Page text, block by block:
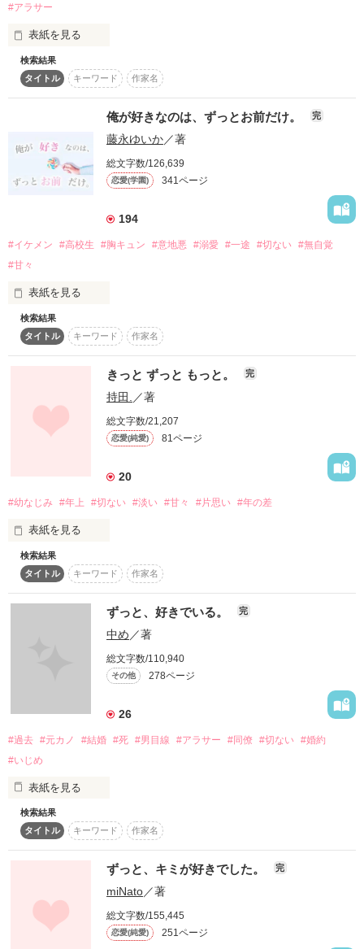
…今夜はもう逃さない」
想いを押さえきれない彼は
熱を帯びた瞳でわたしに迫ってきて。
彼に抱かれるときだけは、唯一の幸せを感じた。
だから、人生に諦めてしまっていたのに
《執筆期間》
2024.03.31 〜 2024.04.12
この作品を長編化したものが、
『毒家族に虐げられていましたが、
というタイトルで公開中・マカロン文庫にて発売中です。
作品を読む
#アラサー
表紙を見る
その恋は、突然始まった……
貴女の前に、突然こんな年下の男が現れたら、
どうしますか？？
ありえない？！
美人で真面目な女 × 最強年下男
※前半は甘あま、後半は切ないストーリー。
自作『魅惑のハニーリップ』を先にお読みになられた方は
それよりも時計の針が1年巻き戻りますので、ご注意くださ
い。
作品を読む
検索結果
タイトル
キーワード 作家名
俺が好きなのは、ずっとお前だけ。 完
藤永ゆいか／著
総文字数/126,639
恋愛(学園) 341ページ
194
#イケメン #高校生 #胸キュン #意地悪 #溺愛 #一途 #切ない #無自覚
#甘々
表紙を見る
「好きです！」
学校の王子様に告白された。
私を好きだなんて……
「罰ゲームですか？」
そう思っていたのに……
「何度だって言うよ。
「俺のこと、惚れさせてやるから
どうやら彼は
本気、みたいです──。
「俺、諦めないからね」
一之瀬 朝陽
検索結果
タイトル
キーワード 作家名
きっと ずっと もっと。 完
持田. ／著
総文字数/21,207
恋愛(純愛) 81ページ
20
#幼なじみ #年上 #切ない #淡い #甘々 #片思い #年の差
表紙を見る
キスはする
セックスもする
恋人じゃない、幼馴染み
近くて遠い、年上の人
09/08/25up
ファン登録＆レビュー有難うございます！
10/02/18
『きっと ずっと 一緒。』
続編的なSSをupしました
検索結果
タイトル
キーワード 作家名
ずっと、好きでいる。 完
中め ／著
総文字数/110,940
その他 278ページ
26
#過去 #元カノ #結婚 #死 #男目線 #アラサー #同僚 #切ない #婚約
#いじめ
表紙を見る
可哀想なキミに、同情したんじゃない。
検索結果
タイトル
キーワード 作家名
ずっと、キミが好きでした。 完
miNato／著
総文字数/155,445
恋愛(純愛) 251ページ